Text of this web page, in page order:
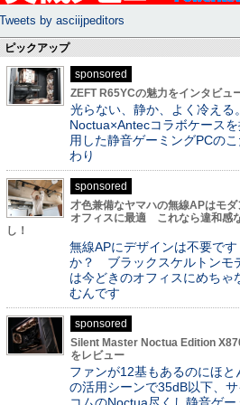
Tweets by asciijpeditors
ピックアップ
sponsored
ZEFT R65YCの魅力をインタビュ
光らない、静か、よく冷える。
Noctua×Antecコラボケース
用した静音ゲーミングPCの
わり
sponsored
才色兼備なヤマハの無線APはモダ
オフィスに最適 これなら違和感
し！
無線APにデザインは不要です
か？ ブラックスケルトンモ
は今どきのオフィスにめちゃ
むんです
sponsored
Silent Master Noctua Edition
をレビュー
ファンが12基もあるのにほと
の活用シーンで35dB以下、サ